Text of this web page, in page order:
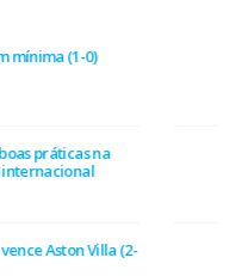
Summit e revela prioridades
minutos
As Grandes Linhas de
Portugal na final do Jamor